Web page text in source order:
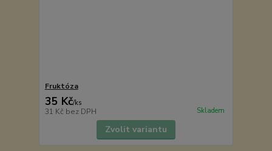
Fruktóza
35 Kč/ks
31 Kč bez DPH Skladem
Zvolit variantu